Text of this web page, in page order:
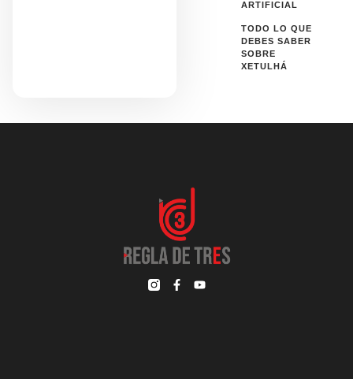
ARTIFICIAL
TODO LO QUE
DEBES SABER
SOBRE
XETULHÁ